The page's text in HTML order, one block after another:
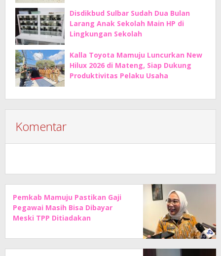
Disdikbud Sulbar Sudah Dua Bulan
Larang Anak Sekolah Main HP di
Lingkungan Sekolah
Kalla Toyota Mamuju Luncurkan New
Hilux 2026 di Mateng, Siap Dukung
Produktivitas Pelaku Usaha
Komentar
Pemkab Mamuju Pastikan Gaji
Pegawai Masih Bisa Dibayar
Meski TPP Ditiadakan